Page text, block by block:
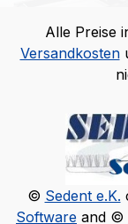
Alle Preise
Versandkosten
© Sedent e.K.
Software and ©